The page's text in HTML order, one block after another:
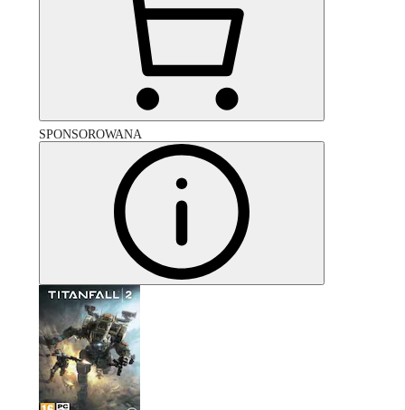
SPONSOROWANA